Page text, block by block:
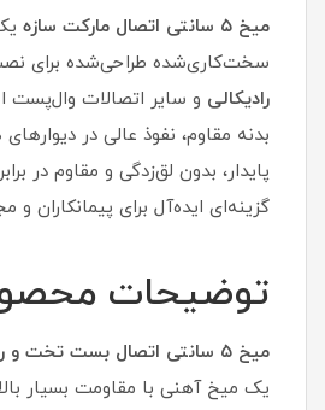
میخ ۵ سانتی اتصال مارکت سازه
سخت‌کاری‌شده طراحی‌شده برای
رادیکالی و سایر اتصالات وال‌پست
بدنه مقاوم، نفوذ عالی در
پایدار، بدون لق‌زدگی و مقاوم در
گزینه‌ای ایده‌آل برای پیمانکاران و
توضیحات
میخ ۵ سانتی اتصال بست تخت و رادیکالی مارکت سازه
یک میخ آهنی با مقاومت بسیار